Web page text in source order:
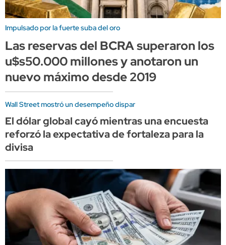
Impulsado por la fuerte suba del oro
Las reservas del BCRA superaron los
u$s50.000 millones y anotaron un
nuevo máximo desde 2019
Wall Street mostró un desempeño dispar
El dólar global cayó mientras una encuesta
reforzó la expectativa de fortaleza para la
divisa